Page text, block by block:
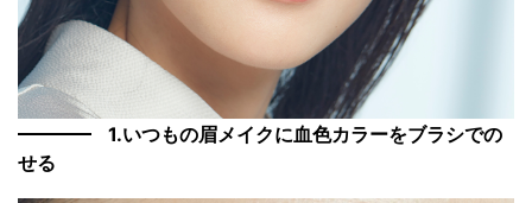
1.いつもの眉メイクに血色カラーをブラシでの
せる